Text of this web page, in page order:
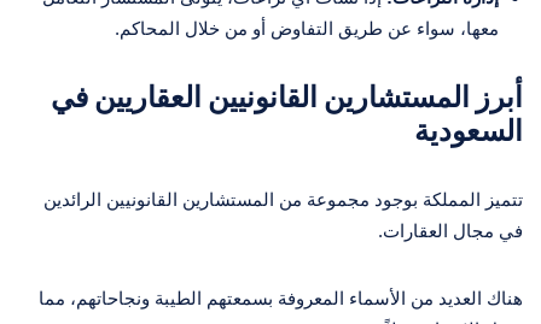
معها، سواء عن طريق التفاوض أو من خلال المحاكم.
أبرز المستشارين القانونيين العقاريين في
السعودية
تتميز المملكة بوجود مجموعة من المستشارين القانونيين الرائدين
في مجال العقارات.
هناك العديد من الأسماء المعروفة بسمعتهم الطيبة ونجاحاتهم، مما